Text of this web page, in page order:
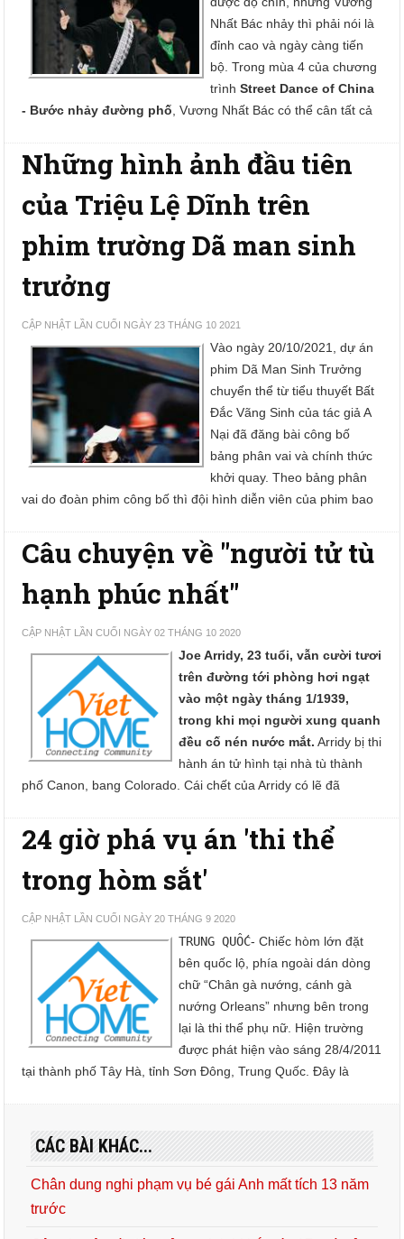
Nhất Bác nhảy thì phải nói là
đỉnh cao và ngày càng tiến
bộ. Trong mùa 4 của chương
trìnhStreet Dance of China
- Bước nhảy đường phố , Vương Nhất Bác có thể cân tất cả
Những hình ảnh đầu tiên
của Triệu Lệ Dĩnh trên
phim trường Dã man sinh
trưởng
CẬP NHẬT LẦN CUỐI NGÀY 23 THÁNG 10 2021
Vào ngày 20/10/2021, dự án
phim Dã Man Sinh Trưởng
chuyển thể từ tiểu thuyết Bất
Đắc Vãng Sinh của tác giả A
Nại đã đăng bài công bố
bảng phân vai và chính thức
khởi quay. Theo bảng phân
vai do đoàn phim công bố thì đội hình diễn viên của phim bao
Câu chuyện về "người tử tù
hạnh phúc nhất"
CẬP NHẬT LẦN CUỐI NGÀY 02 THÁNG 10 2020
Joe Arridy, 23 tuổi, vẫn cười tươi
trên đường tới phòng hơi ngạt
vào một ngày tháng 1/1939,
trong khi mọi người xung quanh
đều cố nén nước mắt. Arridy bị thi
hành án tử hình tại nhà tù thành
phố Canon, bang Colorado. Cái chết của Arridy có lẽ đã
24 giờ phá vụ án 'thi thể
trong hòm sắt'
CẬP NHẬT LẦN CUỐI NGÀY 20 THÁNG 9 2020
TRUNG QUỐC- Chiếc hòm lớn đặt
bên quốc lộ, phía ngoài dán dòng
chữ “Chân gà nướng, cánh gà
nướng Orleans” nhưng bên trong
lại là thi thể phụ nữ. Hiện trường
được phát hiện vào sáng 28/4/2011
tại thành phố Tây Hà, tỉnh Sơn Đông, Trung Quốc. Đây là
CÁC BÀI KHÁC...
Chân dung nghi phạm vụ bé gái Anh mất tích 13 năm
trước